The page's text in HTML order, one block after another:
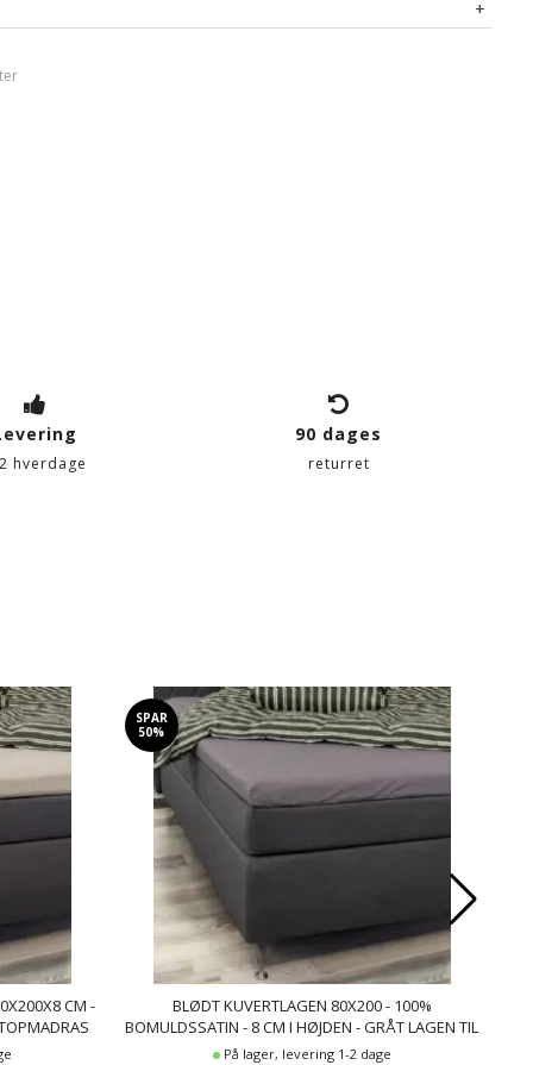
hverdage
90 dages
returret
CM -
SPAR
50%
BLØDT KUVERTLAGEN 80X200 - 100%
BOMULDSSATIN - 8 CM I HØJDEN - GRÅT LAGEN TIL
TOPMADRAS - BY NIGHT SATIN LAGEN
På lager, levering 1-2 dage